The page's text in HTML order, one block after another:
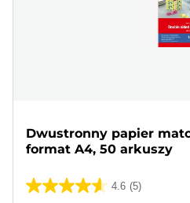
Dwustronny papier
format A4, 50 arkuszy
4.6 (5)
4.6